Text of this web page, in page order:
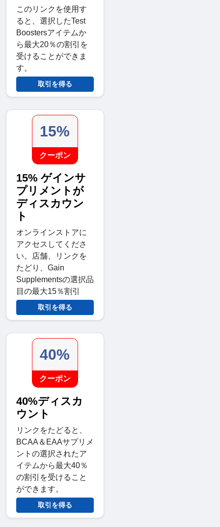
このリンクを使用す
ると、選択したTest
Boostersアイテムか
ら最大20％の割引を
受けることができま
す。
取引を得る
15%
クーポン
15% ゲインサ
プリメントが
ディスカウン
ト
オンラインストアに
アクセスしてくださ
い。店舗、リンクを
たどり、Gain
Supplementsの選択品
目の最大15％割引
取引を得る
40%
クーポン
40%ディスカ
ウント
リンクをたどると、
BCAA＆EAAサプリメ
ントの選択されたア
イテムから最大40％
の割引を受けること
ができます。
取引を得る